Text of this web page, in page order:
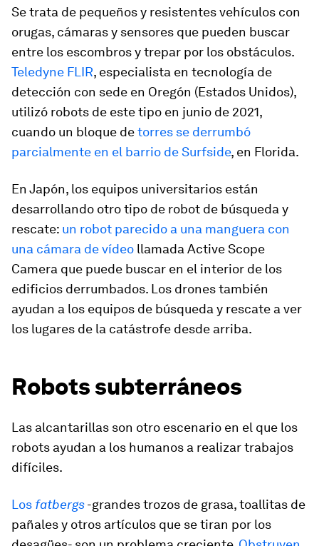
Se trata de pequeños y resistentes vehículos con
orugas, cámaras y sensores que pueden buscar
entre los escombros y trepar por los obstáculos.
Teledyne FLIR, especialista en tecnología de
detección con sede en Oregón (Estados Unidos),
utilizó robots de este tipo en junio de 2021,
cuando un bloque detorres se derrumbó
parcialmente en el barrio de Surfside, en Florida.
En Japón, los equipos universitarios están
desarrollando otro tipo de robot de búsqueda y
rescate: un robot parecido a una manguera con
una cámara de vídeo llamada Active Scope
Camera que puede buscar en el interior de los
edificios derrumbados. Los drones también
ayudan a los equipos de búsqueda y rescate a ver
los lugares de la catástrofe desde arriba.
Robots subterráneos
Las alcantarillas son otro escenario en el que los
robots ayudan a los humanos a realizar trabajos
difíciles.
Los fatbergs-grandes trozos de grasa, toallitas de
pañales y otros artículos que se tiran por los